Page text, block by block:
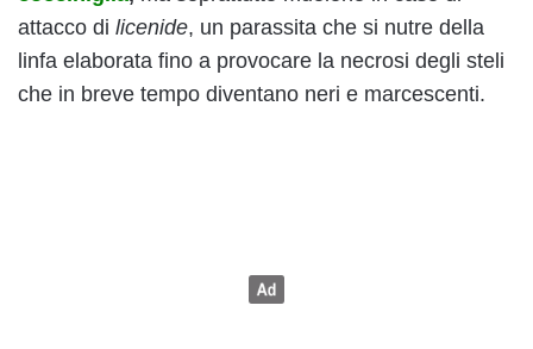
attacco di licenide, un parassita che si nutre della
linfa elaborata fino a provocare la necrosi degli steli
che in breve tempo diventano neri e marcescenti.